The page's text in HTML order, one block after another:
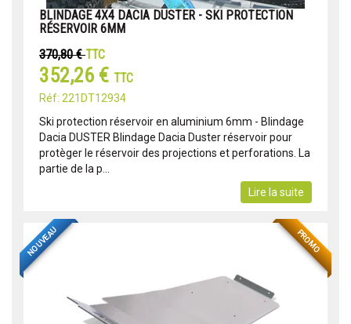
BLINDAGE 4X4 DACIA DUSTER - SKI PROTECTION
RÉSERVOIR 6MM
370,80 €TTC
352,26 € TTC
Réf: 221DT12934
Ski protection réservoir en aluminium 6mm - Blindage
Dacia DUSTER Blindage Dacia Duster réservoir pour
protèger le réservoir des projections et perforations. La
partie de la p...
Lire la suite
PROMO
NOUVEAU